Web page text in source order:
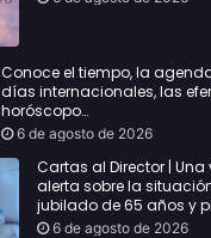
Conoce el tiempo, la
días internacionales, las
horóscopo…
6 de agosto de 2026
Cartas al Director | Una
alerta sobre la
jubilado de 65 años y
urgente
6 de agosto de 2026